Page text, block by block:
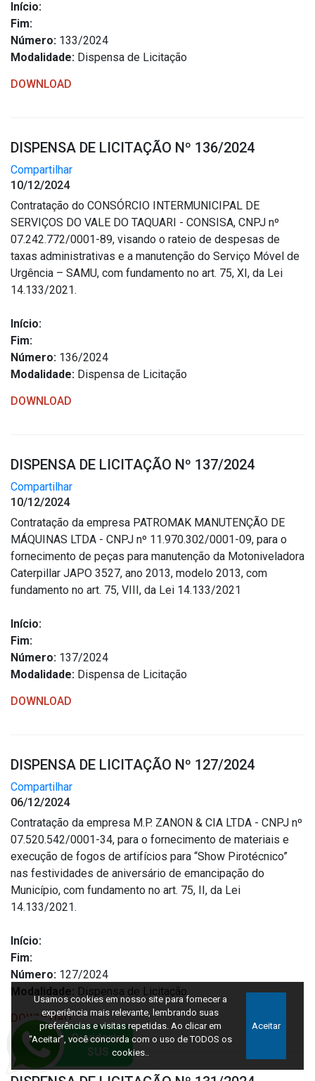
Início:
Fim:
Número: 133/2024
Modalidade: Dispensa de Licitação
DOWNLOAD
DISPENSA DE LICITAÇÃO Nº 136/2024
Compartilhar
10/12/2024
Contratação do CONSÓRCIO INTERMUNICIPAL DE
SERVIÇOS DO VALE DO TAQUARI - CONSISA, CNPJ nº
07.242.772/0001-89, visando o rateio de despesas de
taxas administrativas e a manutenção do Serviço Móvel de
Urgência – SAMU, com fundamento no art. 75, XI, da Lei
14.133/2021.
Início:
Fim:
Número: 136/2024
Modalidade: Dispensa de Licitação
DOWNLOAD
DISPENSA DE LICITAÇÃO Nº 137/2024
Compartilhar
10/12/2024
Contratação da empresa PATROMAK MANUTENÇÃO DE
MÁQUINAS LTDA - CNPJ nº 11.970.302/0001-09, para o
fornecimento de peças para manutenção da Motoniveladora
Caterpillar JAPO 3527, ano 2013, modelo 2013, com
fundamento no art. 75, VIII, da Lei 14.133/2021
Início:
Fim:
Número: 137/2024
Modalidade: Dispensa de Licitação
DOWNLOAD
DISPENSA DE LICITAÇÃO Nº 127/2024
Compartilhar
06/12/2024
Contratação da empresa M.P. ZANON & CIA LTDA - CNPJ nº
07.520.542/0001-34, para o fornecimento de materiais e
execução de fogos de artifícios para “Show Pirotécnico”
nas festividades de aniversário de emancipação do
Município, com fundamento no art. 75, II, da Lei
14.133/2021.
Início:
Fim:
Número: 127/2024
Modalidade: Dispensa de Licitação
DOWNLOAD
Usamos cookies em nosso site para fornecer a
experiência mais relevante, lembrando suas
preferências e visitas repetidas. Ao clicar em
“Aceitar”, você concorda com o uso de TODOS os
cookies..
Aceitar